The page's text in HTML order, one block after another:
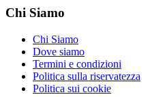
Chi Siamo
Chi Siamo
Dove siamo
Termini e condizioni
Politica sulla riservatezza
Politica sui cookie